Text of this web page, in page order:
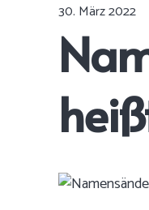
30. März 2022